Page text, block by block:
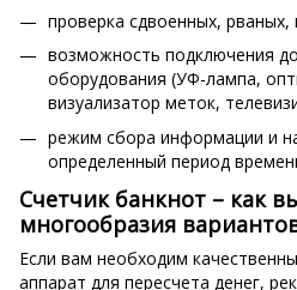
проверка сдвоенных,
возможность подключения
оборудования (УФ-лампа,
визуализатор меток,
режим сбора информации и
определенный период
Счетчик банкнот – как
многообразия
Если вам необходим
аппарат для пересчета денег,